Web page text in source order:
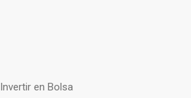
Invertir en Bolsa